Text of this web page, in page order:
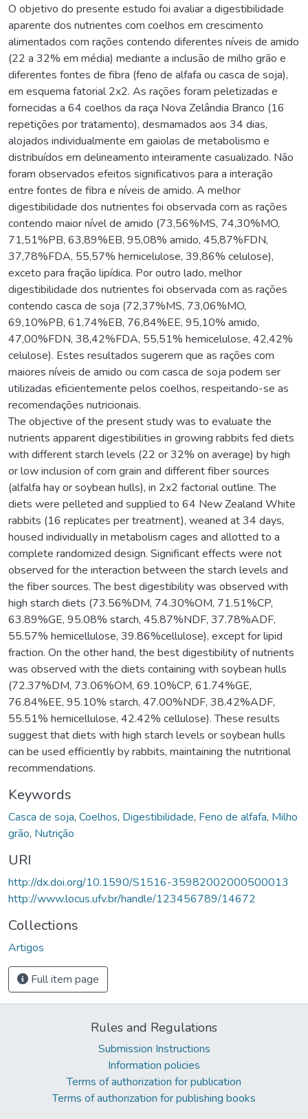
O objetivo do presente estudo foi avaliar a digestibilidade
aparente dos nutrientes com coelhos em crescimento
alimentados com rações contendo diferentes níveis de amido
(22 a 32% em média) mediante a inclusão de milho grão e
diferentes fontes de fibra (feno de alfafa ou casca de soja),
em esquema fatorial 2x2. As rações foram peletizadas e
fornecidas a 64 coelhos da raça Nova Zelândia Branco (16
repetições por tratamento), desmamados aos 34 dias,
alojados individualmente em gaiolas de metabolismo e
distribuídos em delineamento inteiramente casualizado. Não
foram observados efeitos significativos para a interação
entre fontes de fibra e níveis de amido. A melhor
digestibilidade dos nutrientes foi observada com as rações
contendo maior nível de amido (73,56%MS, 74,30%MO,
71,51%PB, 63,89%EB, 95,08% amido, 45,87%FDN,
37,78%FDA, 55,57% hemicelulose, 39,86% celulose),
exceto para fração lipídica. Por outro lado, melhor
digestibilidade dos nutrientes foi observada com as rações
contendo casca de soja (72,37%MS, 73,06%MO,
69,10%PB, 61,74%EB, 76,84%EE, 95,10% amido,
47,00%FDN, 38,42%FDA, 55,51% hemicelulose, 42,42%
celulose). Estes resultados sugerem que as rações com
maiores níveis de amido ou com casca de soja podem ser
utilizadas eficientemente pelos coelhos, respeitando-se as
recomendações nutricionais.
The objective of the present study was to evaluate the
nutrients apparent digestibilities in growing rabbits fed diets
with different starch levels (22 or 32% on average) by high
or low inclusion of corn grain and different fiber sources
(alfalfa hay or soybean hulls), in 2x2 factorial outline. The
diets were pelleted and supplied to 64 New Zealand White
rabbits (16 replicates per treatment), weaned at 34 days,
housed individually in metabolism cages and allotted to a
complete randomized design. Significant effects were not
observed for the interaction between the starch levels and
the fiber sources. The best digestibility was observed with
high starch diets (73.56%DM, 74.30%OM, 71.51%CP,
63.89%GE, 95.08% starch, 45.87%NDF, 37.78%ADF,
55.57% hemicellulose, 39.86%cellulose), except for lipid
fraction. On the other hand, the best digestibility of nutrients
was observed with the diets containing with soybean hulls
(72.37%DM, 73.06%OM, 69.10%CP, 61.74%GE,
76.84%EE, 95.10% starch, 47.00%NDF, 38.42%ADF,
55.51% hemicellulose, 42.42% cellulose). These results
suggest that diets with high starch levels or soybean hulls
can be used efficiently by rabbits, maintaining the nutritional
recommendations.
Keywords
Casca de soja, Coelhos, Digestibilidade, Feno de alfafa, Milho
grão, Nutrição
URI
http://dx.doi.org/10.1590/S1516-35982002000500013
http://www.locus.ufv.br/handle/123456789/14672
Collections
Artigos
Full item page
Rules and Regulations
Submission Instructions
Information policies
Terms of authorization for publication
Terms of authorization for publishing books